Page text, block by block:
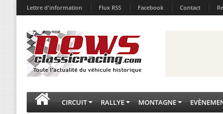
Lettre d'information Flux RSS Facebook Contact
CIRCUIT RALLYE MONTAGNE